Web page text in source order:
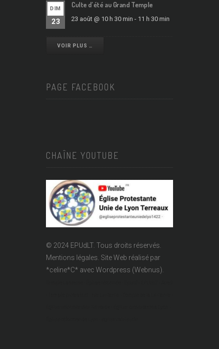
DIM
23
Culte d’été au Grand Temple
23 août @ 10 h 30 min - 11 h 30 min
VOIR PLUS …
PAGE FACEBOOK
CHAÎNE YOUTUBE
© 2024 EPUdLT. Tous droits réservés.
Mentions légales. Site Web réalisé par
*celine*C* avec Wordpress (Webnus).